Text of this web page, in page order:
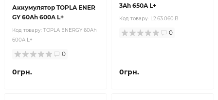
Аккумулятор TOPLA ENER
GY 60Ah 600A L+
Код товару: TOPLA ENERGY 60Ah
600A L+
0
0грн.
3Ah 650A L+
Код товару: L2.63.060.B
0
0грн.